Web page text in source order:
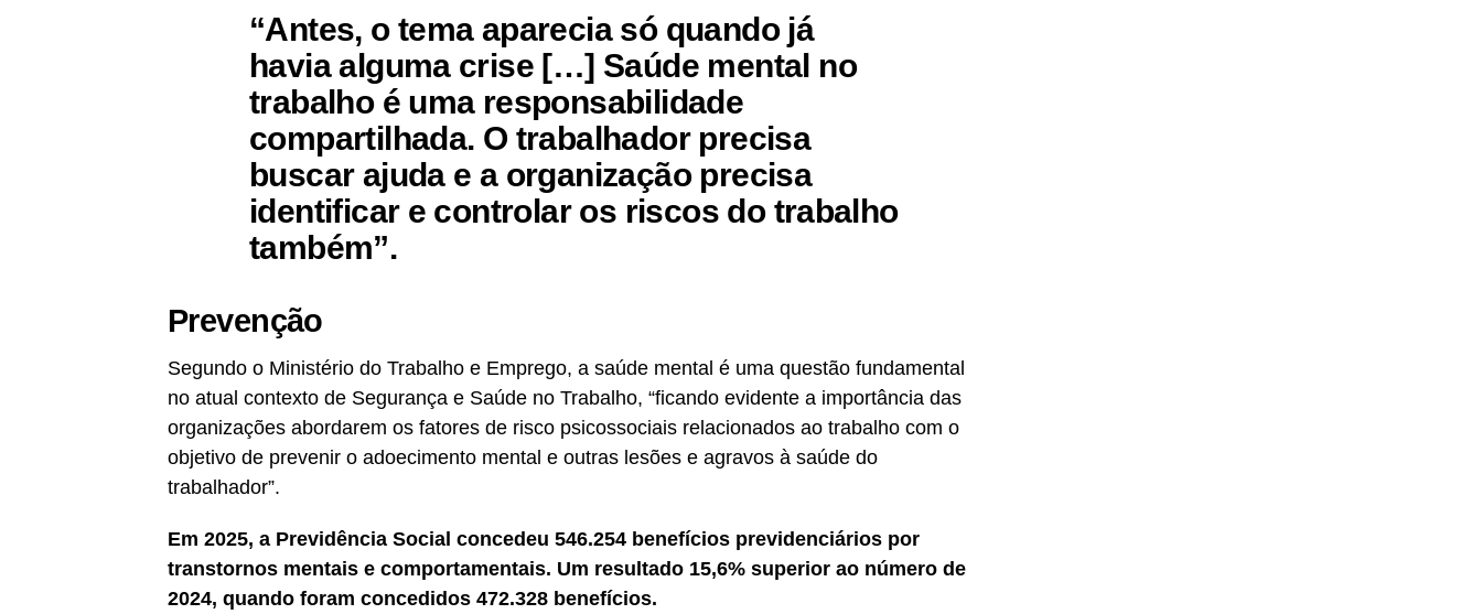
“Antes, o tema aparecia só quando já
havia alguma crise […] Saúde mental no
trabalho é uma responsabilidade
compartilhada. O trabalhador precisa
buscar ajuda e a organização precisa
identificar e controlar os riscos do trabalho
também”.
Prevenção
Segundo o Ministério do Trabalho e Emprego, a saúde mental é uma questão fundamental
no atual contexto de Segurança e Saúde no Trabalho, “ficando evidente a importância das
organizações abordarem os fatores de risco psicossociais relacionados ao trabalho com o
objetivo de prevenir o adoecimento mental e outras lesões e agravos à saúde do
trabalhador”.
Em 2025, a Previdência Social concedeu 546.254 benefícios previdenciários por
transtornos mentais e comportamentais. Um resultado 15,6% superior ao número de
2024, quando foram concedidos 472.328 benefícios.